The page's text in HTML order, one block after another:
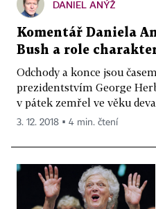
DANIEL ANÝŽ
Komentář Daniela
Bush a role
Odchody a konce jsou
prezidentstvím George
v pátek zemřel ve věku
3. 12. 2018 ▪ 4 min. čtení